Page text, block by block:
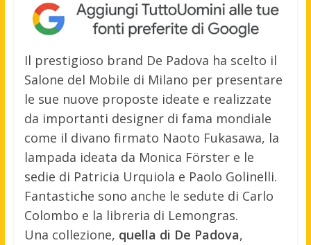
Il prestigioso brand De Padova ha scelto il
Salone del Mobile di Milano per presentare
le sue nuove proposte ideate e realizzate
da importanti designer di fama mondiale
come il divano firmato Naoto Fukasawa, la
lampada ideata da Monica Förster e le
sedie di Patricia Urquiola e Paolo Golinelli.
Fantastiche sono anche le sedute di Carlo
Colombo e la libreria di Lemongras.
Una collezione, quella di De Padova,